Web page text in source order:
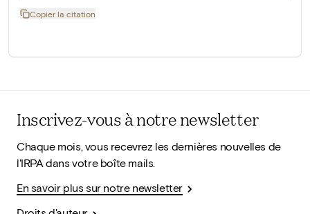
Copier la citation
Inscrivez-vous à notre newsletter
Chaque mois, vous recevrez les dernières nouvelles de
l'IRPA dans votre boîte mails.
En savoir plus sur notre newsletter